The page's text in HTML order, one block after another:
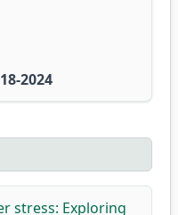
2024
stress: Exploring